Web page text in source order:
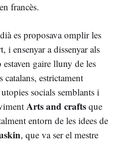
francès.
es proposava omplir les
i ensenyar a dissenyar als
estaven gaire lluny de les
catalans, estrictament
socials semblants i
Arts and crafts que
entorn de les idees de
, que va ser el mestre